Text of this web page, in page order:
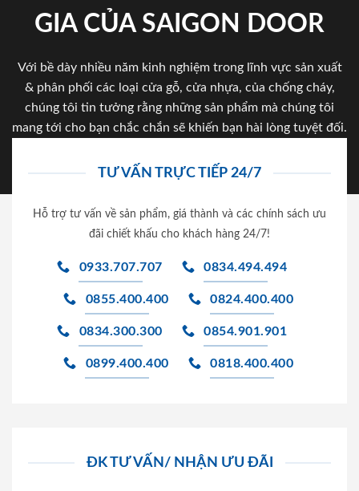
GIA CỦA SAIGON DOOR
Với bề dày nhiều năm kinh nghiệm trong lĩnh vực sản xuất
& phân phối các loại cửa gỗ, cửa nhựa, của chống cháy,
chúng tôi tin tưởng rằng những sản phẩm mà chúng tôi
mang tới cho bạn chắc chắn sẽ khiến bạn hài lòng tuyệt đối.
TƯ VẤN TRỰC TIẾP 24/7
Hỗ trợ tư vấn về sản phẩm, giá thành và các chính sách ưu
đãi chiết khấu cho khách hàng 24/7!
0933.707.707 0834.494.494
0855.400.400 0824.400.400
0834.300.300 0854.901.901
0899.400.400 0818.400.400
ĐK TƯ VẤN/ NHẬN ƯU ĐÃI